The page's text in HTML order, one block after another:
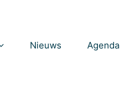
Nieuws Agenda